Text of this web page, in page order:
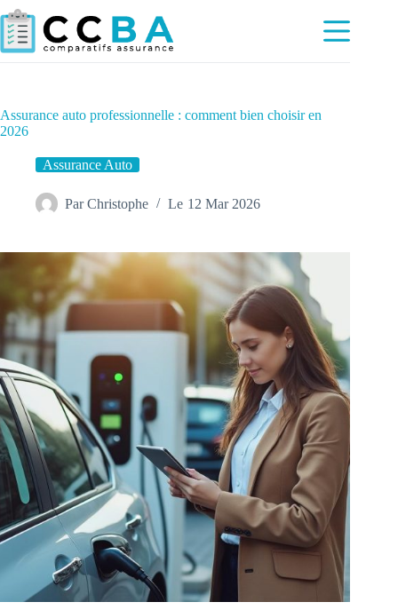
Passer
au
contenu
Assurance auto professionnelle : comment bien choisir en
2026
Assurance Auto
Par Christophe Le 12 Mar 2026